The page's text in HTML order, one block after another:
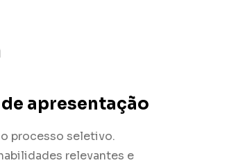
apresentação
processo seletivo.
relevantes e